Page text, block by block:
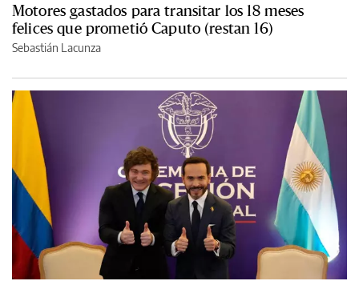
Motores gastados para transitar los 18 meses
felices que prometió Caputo (restan 16)
Sebastián Lacunza